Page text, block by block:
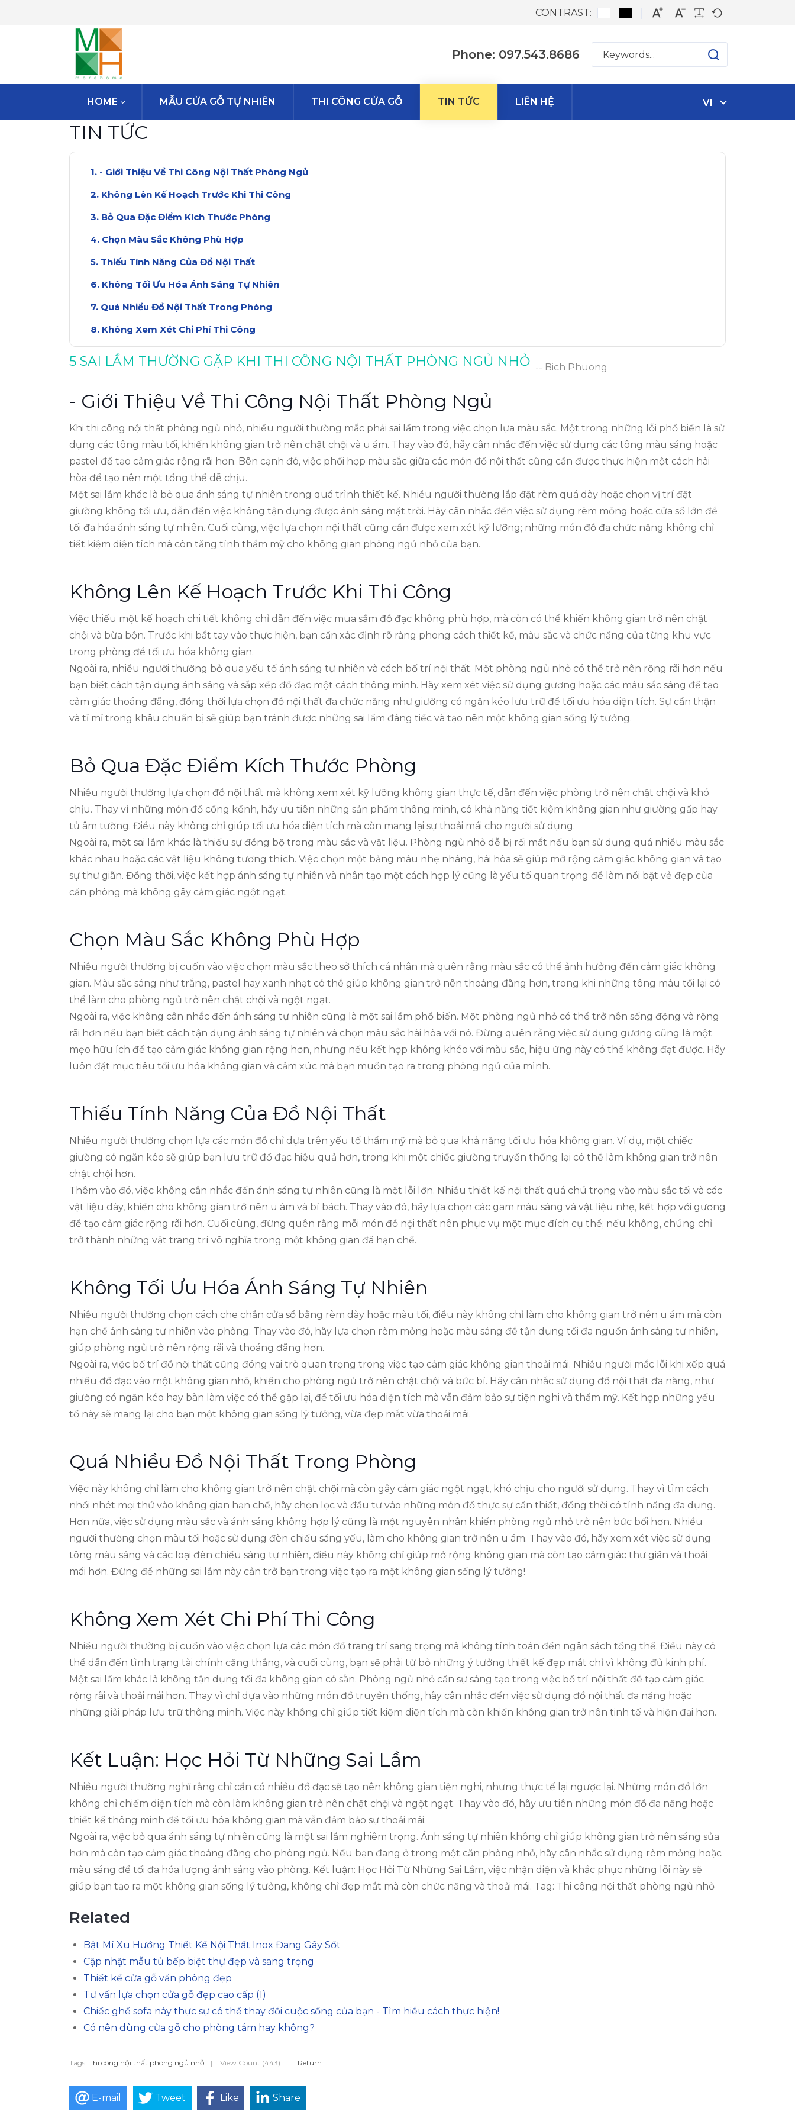
CONTRAST:
Phone: 097.543.8686
HOME MẪU CỬA GỖ TỰ NHIÊN THI CÔNG CỬA GỖ TIN TỨC LIÊN HỆ VI
TIN TỨC
- Giới Thiệu Về Thi Công Nội Thất Phòng Ngủ
Không Lên Kế Hoạch Trước Khi Thi Công
Bỏ Qua Đặc Điểm Kích Thước Phòng
Chọn Màu Sắc Không Phù Hợp
Thiếu Tính Năng Của Đồ Nội Thất
Không Tối Ưu Hóa Ánh Sáng Tự Nhiên
Quá Nhiều Đồ Nội Thất Trong Phòng
Không Xem Xét Chi Phí Thi Công
Kết Luận: Học Hỏi Từ Những Sai Lầm
5 SAI LẦM THƯỜNG GẶP KHI THI CÔNG NỘI THẤT PHÒNG NGỦ NHỎ -- Bich Phuong
- Giới Thiệu Về Thi Công Nội Thất Phòng Ngủ
Khi thi công nội thất phòng ngủ nhỏ, nhiều người thường mắc phải sai lầm trong việc chọn lựa màu sắc. Một trong những lỗi phổ biến là sử
dụng các tông màu tối, khiến không gian trở nên chật chội và u ám. Thay vào đó, hãy cân nhắc đến việc sử dụng các tông màu sáng hoặc
pastel để tạo cảm giác rộng rãi hơn. Bên cạnh đó, việc phối hợp màu sắc giữa các món đồ nội thất cũng cần được thực hiện một cách hài
hòa để tạo nên một tổng thể dễ chịu.
Một sai lầm khác là bỏ qua ánh sáng tự nhiên trong quá trình thiết kế. Nhiều người thường lắp đặt rèm quá dày hoặc chọn vị trí đặt
giường không tối ưu, dẫn đến việc không tận dụng được ánh sáng mặt trời. Hãy cân nhắc đến việc sử dụng rèm mỏng hoặc cửa sổ lớn để
tối đa hóa ánh sáng tự nhiên. Cuối cùng, việc lựa chọn nội thất cũng cần được xem xét kỹ lưỡng; những món đồ đa chức năng không chỉ
tiết kiệm diện tích mà còn tăng tính thẩm mỹ cho không gian phòng ngủ nhỏ của bạn.
Không Lên Kế Hoạch Trước Khi Thi Công
Việc thiếu một kế hoạch chi tiết không chỉ dẫn đến việc mua sắm đồ đạc không phù hợp, mà còn có thể khiến không gian trở nên chật
chội và bừa bộn. Trước khi bắt tay vào thực hiện, bạn cần xác định rõ ràng phong cách thiết kế, màu sắc và chức năng của từng khu vực
trong phòng để tối ưu hóa không gian.
Ngoài ra, nhiều người thường bỏ qua yếu tố ánh sáng tự nhiên và cách bố trí nội thất. Một phòng ngủ nhỏ có thể trở nên rộng rãi hơn nếu
bạn biết cách tận dụng ánh sáng và sắp xếp đồ đạc một cách thông minh. Hãy xem xét việc sử dụng gương hoặc các màu sắc sáng để tạo
cảm giác thoáng đãng, đồng thời lựa chọn đồ nội thất đa chức năng như giường có ngăn kéo lưu trữ để tối ưu hóa diện tích. Sự cẩn thận
và tỉ mỉ trong khâu chuẩn bị sẽ giúp bạn tránh được những sai lầm đáng tiếc và tạo nên một không gian sống lý tưởng.
Bỏ Qua Đặc Điểm Kích Thước Phòng
Nhiều người thường lựa chọn đồ nội thất mà không xem xét kỹ lưỡng không gian thực tế, dẫn đến việc phòng trở nên chật chội và khó
chịu. Thay vì những món đồ cồng kềnh, hãy ưu tiên những sản phẩm thông minh, có khả năng tiết kiệm không gian như giường gấp hay
tủ âm tường. Điều này không chỉ giúp tối ưu hóa diện tích mà còn mang lại sự thoải mái cho người sử dụng.
Ngoài ra, một sai lầm khác là thiếu sự đồng bộ trong màu sắc và vật liệu. Phòng ngủ nhỏ dễ bị rối mắt nếu bạn sử dụng quá nhiều màu sắc
khác nhau hoặc các vật liệu không tương thích. Việc chọn một bảng màu nhẹ nhàng, hài hòa sẽ giúp mở rộng cảm giác không gian và tạo
sự thư giãn. Đồng thời, việc kết hợp ánh sáng tự nhiên và nhân tạo một cách hợp lý cũng là yếu tố quan trọng để làm nổi bật vẻ đẹp của
căn phòng mà không gây cảm giác ngột ngạt.
Chọn Màu Sắc Không Phù Hợp
Nhiều người thường bị cuốn vào việc chọn màu sắc theo sở thích cá nhân mà quên rằng màu sắc có thể ảnh hưởng đến cảm giác không
gian. Màu sắc sáng như trắng, pastel hay xanh nhạt có thể giúp không gian trở nên thoáng đãng hơn, trong khi những tông màu tối lại có
thể làm cho phòng ngủ trở nên chật chội và ngột ngạt.
Ngoài ra, việc không cân nhắc đến ánh sáng tự nhiên cũng là một sai lầm phổ biến. Một phòng ngủ nhỏ có thể trở nên sống động và rộng
rãi hơn nếu bạn biết cách tận dụng ánh sáng tự nhiên và chọn màu sắc hài hòa với nó. Đừng quên rằng việc sử dụng gương cũng là một
mẹo hữu ích để tạo cảm giác không gian rộng hơn, nhưng nếu kết hợp không khéo với màu sắc, hiệu ứng này có thể không đạt được. Hãy
luôn đặt mục tiêu tối ưu hóa không gian và cảm xúc mà bạn muốn tạo ra trong phòng ngủ của mình.
Thiếu Tính Năng Của Đồ Nội Thất
Nhiều người thường chọn lựa các món đồ chỉ dựa trên yếu tố thẩm mỹ mà bỏ qua khả năng tối ưu hóa không gian. Ví dụ, một chiếc
giường có ngăn kéo sẽ giúp bạn lưu trữ đồ đạc hiệu quả hơn, trong khi một chiếc giường truyền thống lại có thể làm không gian trở nên
chật chội hơn.
Thêm vào đó, việc không cân nhắc đến ánh sáng tự nhiên cũng là một lỗi lớn. Nhiều thiết kế nội thất quá chú trọng vào màu sắc tối và các
vật liệu dày, khiến cho không gian trở nên u ám và bí bách. Thay vào đó, hãy lựa chọn các gam màu sáng và vật liệu nhẹ, kết hợp với gương
để tạo cảm giác rộng rãi hơn. Cuối cùng, đừng quên rằng mỗi món đồ nội thất nên phục vụ một mục đích cụ thể; nếu không, chúng chỉ
trở thành những vật trang trí vô nghĩa trong một không gian đã hạn chế.
Không Tối Ưu Hóa Ánh Sáng Tự Nhiên
Nhiều người thường chọn cách che chắn cửa sổ bằng rèm dày hoặc màu tối, điều này không chỉ làm cho không gian trở nên u ám mà còn
hạn chế ánh sáng tự nhiên vào phòng. Thay vào đó, hãy lựa chọn rèm mỏng hoặc màu sáng để tận dụng tối đa nguồn ánh sáng tự nhiên,
giúp phòng ngủ trở nên rộng rãi và thoáng đãng hơn.
Ngoài ra, việc bố trí đồ nội thất cũng đóng vai trò quan trọng trong việc tạo cảm giác không gian thoải mái. Nhiều người mắc lỗi khi xếp quá
nhiều đồ đạc vào một không gian nhỏ, khiến cho phòng ngủ trở nên chật chội và bức bí. Hãy cân nhắc sử dụng đồ nội thất đa năng, như
giường có ngăn kéo hay bàn làm việc có thể gập lại, để tối ưu hóa diện tích mà vẫn đảm bảo sự tiện nghi và thẩm mỹ. Kết hợp những yếu
tố này sẽ mang lại cho bạn một không gian sống lý tưởng, vừa đẹp mắt vừa thoải mái.
Quá Nhiều Đồ Nội Thất Trong Phòng
Việc này không chỉ làm cho không gian trở nên chật chội mà còn gây cảm giác ngột ngạt, khó chịu cho người sử dụng. Thay vì tìm cách
nhồi nhét mọi thứ vào không gian hạn chế, hãy chọn lọc và đầu tư vào những món đồ thực sự cần thiết, đồng thời có tính năng đa dụng.
Hơn nữa, việc sử dụng màu sắc và ánh sáng không hợp lý cũng là một nguyên nhân khiến phòng ngủ nhỏ trở nên bức bối hơn. Nhiều
người thường chọn màu tối hoặc sử dụng đèn chiếu sáng yếu, làm cho không gian trở nên u ám. Thay vào đó, hãy xem xét việc sử dụng
tông màu sáng và các loại đèn chiếu sáng tự nhiên, điều này không chỉ giúp mở rộng không gian mà còn tạo cảm giác thư giãn và thoải
mái hơn. Đừng để những sai lầm này cản trở bạn trong việc tạo ra một không gian sống lý tưởng!
Không Xem Xét Chi Phí Thi Công
Nhiều người thường bị cuốn vào việc chọn lựa các món đồ trang trí sang trọng mà không tính toán đến ngân sách tổng thể. Điều này có
thể dẫn đến tình trạng tài chính căng thẳng, và cuối cùng, bạn sẽ phải từ bỏ những ý tưởng thiết kế đẹp mắt chỉ vì không đủ kinh phí.
Một sai lầm khác là không tận dụng tối đa không gian có sẵn. Phòng ngủ nhỏ cần sự sáng tạo trong việc bố trí nội thất để tạo cảm giác
rộng rãi và thoải mái hơn. Thay vì chỉ dựa vào những món đồ truyền thống, hãy cân nhắc đến việc sử dụng đồ nội thất đa năng hoặc
những giải pháp lưu trữ thông minh. Việc này không chỉ giúp tiết kiệm diện tích mà còn khiến không gian trở nên tinh tế và hiện đại hơn.
Kết Luận: Học Hỏi Từ Những Sai Lầm
Nhiều người thường nghĩ rằng chỉ cần có nhiều đồ đạc sẽ tạo nên không gian tiện nghi, nhưng thực tế lại ngược lại. Những món đồ lớn
không chỉ chiếm diện tích mà còn làm không gian trở nên chật chội và ngột ngạt. Thay vào đó, hãy ưu tiên những món đồ đa năng hoặc
thiết kế thông minh để tối ưu hóa không gian mà vẫn đảm bảo sự thoải mái.
Ngoài ra, việc bỏ qua ánh sáng tự nhiên cũng là một sai lầm nghiêm trọng. Ánh sáng tự nhiên không chỉ giúp không gian trở nên sáng sủa
hơn mà còn tạo cảm giác thoáng đãng cho phòng ngủ. Nếu bạn đang ở trong một căn phòng nhỏ, hãy cân nhắc sử dụng rèm mỏng hoặc
màu sáng để tối đa hóa lượng ánh sáng vào phòng. Kết luận: Học Hỏi Từ Những Sai Lầm, việc nhận diện và khắc phục những lỗi này sẽ
giúp bạn tạo ra một không gian sống lý tưởng, không chỉ đẹp mắt mà còn chức năng và thoải mái. Tag: Thi công nội thất phòng ngủ nhỏ
Related
Bật Mí Xu Hướng Thiết Kế Nội Thất Inox Đang Gây Sốt
Cập nhật mẫu tủ bếp biệt thự đẹp và sang trọng
Thiết kế cửa gỗ văn phòng đẹp
Tư vấn lựa chọn cửa gỗ đẹp cao cấp (1)
Chiếc ghế sofa này thực sự có thể thay đổi cuộc sống của bạn - Tìm hiểu cách thực hiện!
Có nên dùng cửa gỗ cho phòng tắm hay không?
Tags: Thi công nội thất phòng ngủ nhỏ | View Count (443) | Return
E-mail Tweet Like Share